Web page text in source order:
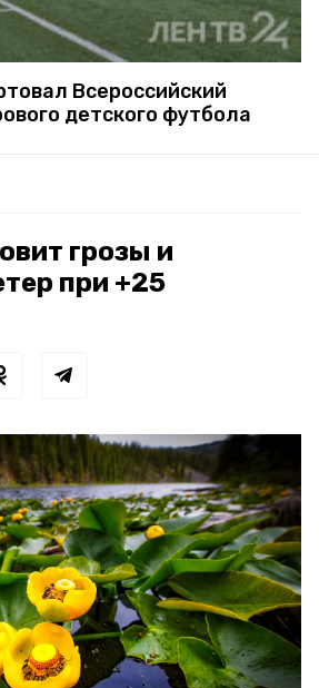
Всероссийский
детского футбола
грозы и
при +25